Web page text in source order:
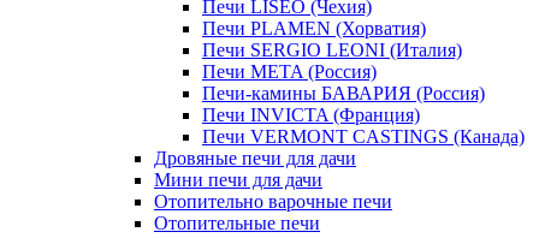
Печи LISEO (Чехия)
Печи PLAMEN (Хорватия)
Печи SERGIO LEONI (Италия)
Печи META (Россия)
Печи-камины БАВАРИЯ (Россия)
Печи INVICTA (Франция)
Печи VERMONT CASTINGS (Канада)
Дровяные печи для дачи
Мини печи для дачи
Отопительно варочные печи
Отопительные печи